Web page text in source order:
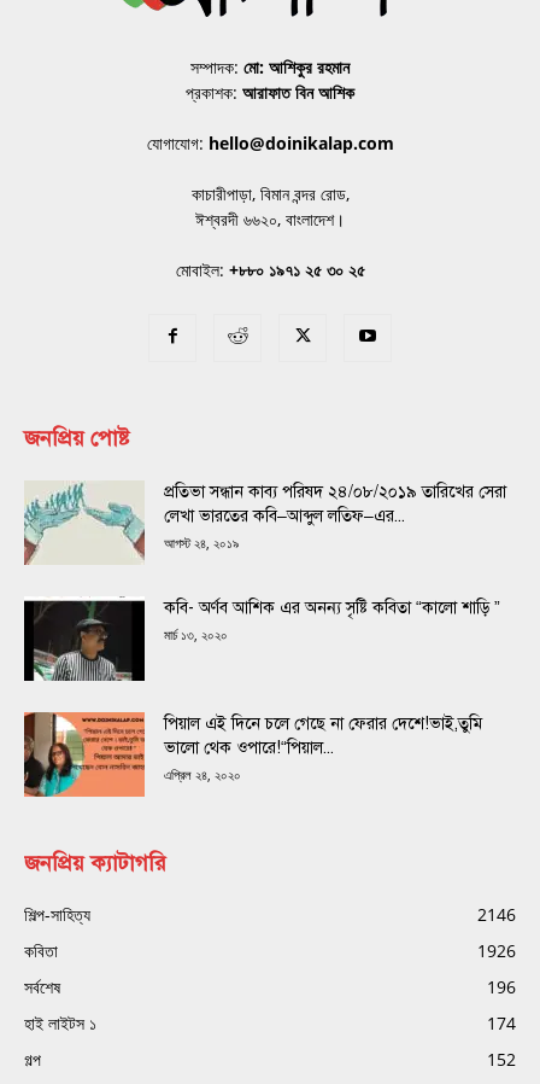
সম্পাদক: মো: আশিকুর রহমান
প্রকাশক: আরাফাত বিন আশিক
যোগাযোগ: hello@doinikalap.com
কাচারীপাড়া, বিমান বন্দর রোড,
ঈশ্বরদী ৬৬২০, বাংলাদেশ।
মোবাইল: +৮৮০ ১৯৭১ ২৫ ৩০ ২৫
জনপ্রিয় পোষ্ট
প্রতিভা সন্ধান কাব্য পরিষদ ২৪/০৮/২০১৯ তারিখের সেরা
লেখা ভারতের কবি–আব্দুল লতিফ–এর...
আগস্ট ২৪, ২০১৯
কবি- অর্ণব আশিক এর অনন্য সৃষ্টি কবিতা “কালো শাড়ি ”
মার্চ ১৩, ২০২০
পিয়াল এই দিনে চলে গেছে না ফেরার দেশে!ভাই,তুমি
ভালো থেক ওপারে!“পিয়াল...
এপ্রিল ২৪, ২০২০
জনপ্রিয় ক্যাটাগরি
শিল্প-সাহিত্য
2146
কবিতা
1926
সর্বশেষ
196
হাই লাইটস ১
174
গল্প
152